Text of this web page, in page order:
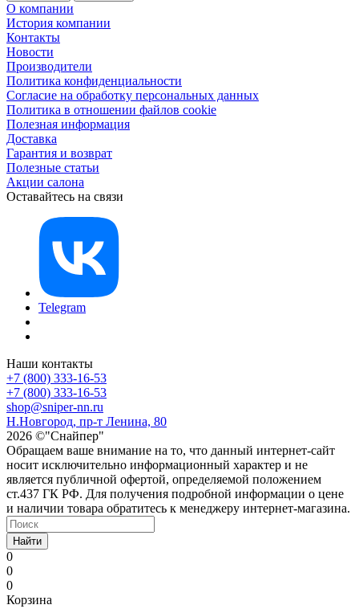
О компании
История компании
Контакты
Новости
Производители
Политика конфиденциальности
Согласие на обработку персональных данных
Политика в отношении файлов cookie
Полезная информация
Доставка
Гарантия и возврат
Полезные статьи
Акции салона
Оставайтесь на связи
Telegram
Наши контакты
+7 (800) 333-16-53
+7 (800) 333-16-53
shop@sniper-nn.ru
Н.Новгород, пр-т Ленина, 80
2026 ©"Снайпер"
Обращаем ваше внимание на то, что данный интернет-сайт
носит исключительно информационный характер и не
является публичной офертой, определяемой положением
ст.437 ГК РФ. Для получения подробной информации о цене
и наличии товара обратитесь к менеджеру интернет-магазина.
Найти
0
0
0
Корзина